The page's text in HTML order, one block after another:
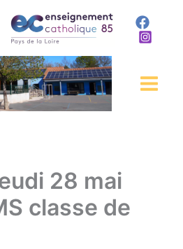
28 mai
classe de